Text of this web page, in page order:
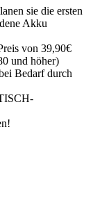
sie die ersten
Akku
von 39,90€
und höher)
Bedarf durch